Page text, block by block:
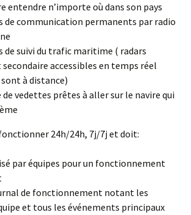
entendre n’importe où dans son pays
de communication permanents par radio
de suivi du trafic maritime ( radars
accessibles en temps réel
sont à distance)
de vedettes prêtes à aller sur le navire qui
24h/24h, 7j/7j et doit:
par équipes pour un fonctionnement
de fonctionnement notant les
et tous les événements principaux